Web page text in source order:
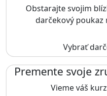
Obstarajte svojim
darčekový poukaz
Vybrať
Premente svoje
Vieme váš